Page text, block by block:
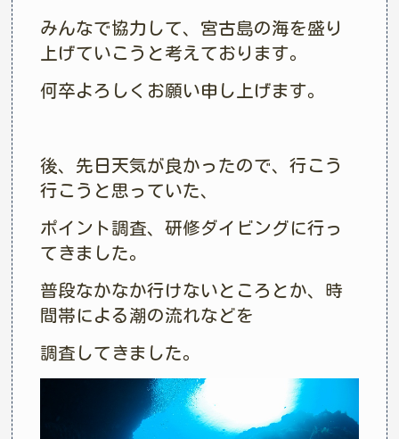
みんなで協力して、宮古島の海を盛り
上げていこうと考えております。
何卒よろしくお願い申し上げます。
後、先日天気が良かったので、行こう
行こうと思っていた、
ポイント調査、研修ダイビングに行っ
てきました。
普段なかなか行けないところとか、時
間帯による潮の流れなどを
調査してきました。